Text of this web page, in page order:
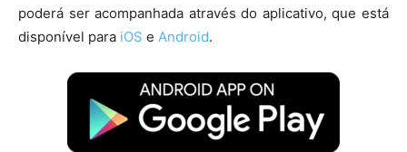
poderá ser acompanhada através do aplicativo, que está
disponível para iOS e Android.